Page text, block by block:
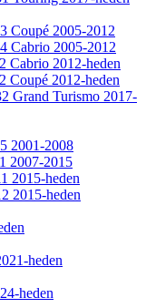
Coupé 2005-2012
Cabrio 2005-2012
Cabrio 2012-heden
Coupé 2012-heden
Grand Turismo 2017-
2001-2008
2007-2015
2015-heden
2015-heden
heden
heden